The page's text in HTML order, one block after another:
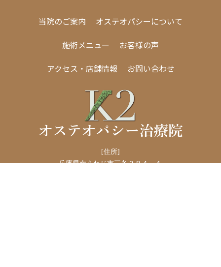
当院のご案内
オステオパシーについて
施術メニュー
お客様の声
アクセス・店舗情報
お問い合わせ
[住所]
兵庫県南あわじ市三条３８４－１